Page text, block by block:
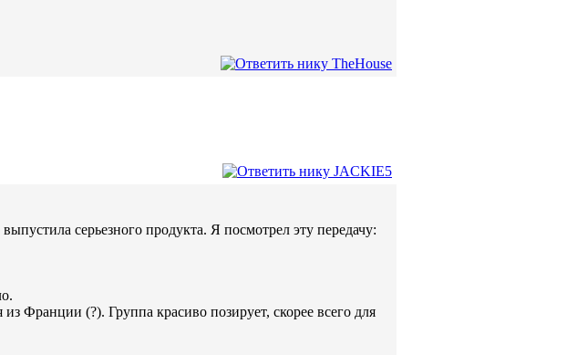
серьезного продукта. Я посмотрел эту передачу:
Франции (?). Группа красиво позирует, скорее всего для